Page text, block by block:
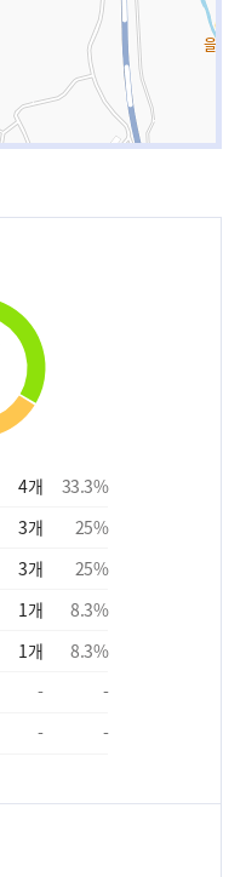
4개 33.3%
3개 25%
3개 25%
1개 8.3%
1개 8.3%
-
-
- -